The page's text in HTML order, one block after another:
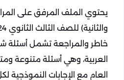
يحتوي الملف المرفق على
خاطر والمراجعة تشمل أسئلة
العربية، وهي أسئلة متنوعة
العام مع الإجابات النموذجية